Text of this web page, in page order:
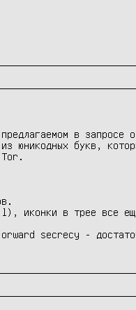
в запросе
юникодных букв,
иконки в трее все
secrecy -